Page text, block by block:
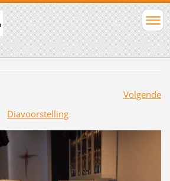
Volgende
Diavoorstelling